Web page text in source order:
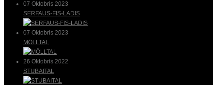
07 Oktobris 2023
SERFAUS-FIS-LADIS
07 Oktobris 2023
MÖLLTAL
26 Oktobris 2022
STUBAITAL